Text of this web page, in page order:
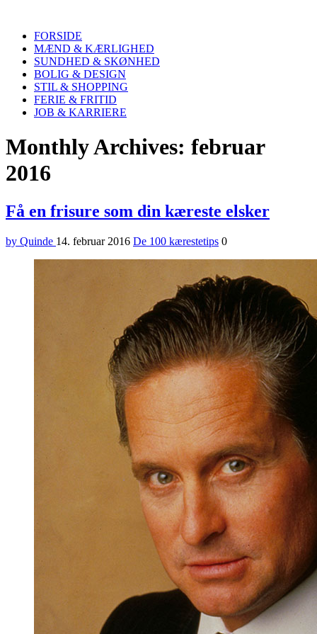
FORSIDE
MÆND & KÆRLIGHED
SUNDHED & SKØNHED
BOLIG & DESIGN
STIL & SHOPPING
FERIE & FRITID
JOB & KARRIERE
Monthly Archives: februar
2016
Få en frisure som din kæreste elsker
by Quinde 14. februar 2016 De 100 kærestetips 0